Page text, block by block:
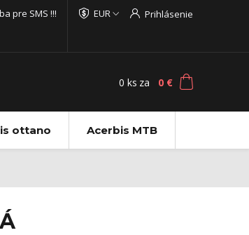
EUR Prihlásenie
pre SMS !!!
0 ks za 0 €
ottano Acerbis MTB